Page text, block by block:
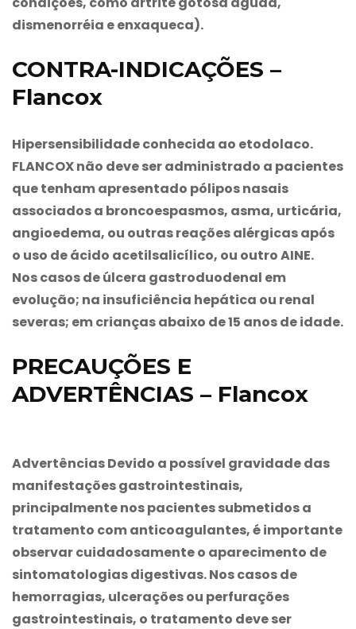
dismenorréia e enxaqueca).
CONTRA-INDICAÇÕES –
Flancox
Hipersensibilidade conhecida ao etodolaco.
FLANCOXnão deve ser administrado a pacientes
que tenham apresentado pólipos nasais
associados a broncoespasmos, asma, urticária,
angioedema, ou outras reações alérgicas após
o uso de ácido acetilsalicílico, ou outro AINE.
Nos casos de úlcera gastroduodenal em
evolução; na insuficiência hepática ou renal
severas; em crianças abaixo de 15 anos de idade.
PRECAUÇÕES E
ADVERTÊNCIAS – Flancox
Advertências Devido a possível gravidade das
manifestações gastrointestinais,
principalmente nos pacientes submetidos a
tratamento com anticoagulantes, é importante
observar cuidadosamente o aparecimento de
sintomatologias digestivas. Nos casos de
hemorragias, ulcerações ou perfurações
gastrointestinais, o tratamento deve ser